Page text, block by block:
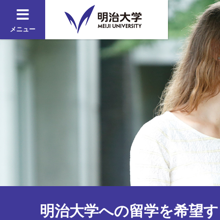
メニュー
明治大学への留学を希望